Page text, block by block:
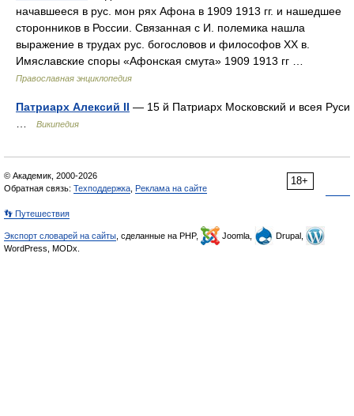
начавшееся в рус. мон рях Афона в 1909 1913 гг. и нашедшее
сторонников в России. Связанная с И. полемика нашла
выражение в трудах рус. богословов и философов XX в.
Имяславские споры «Афонская смута» 1909 1913 гг …
Православная энциклопедия
Патриарх Алексий II — 15 й Патриарх Московский и всея Руси
Википедия
18+
© Академик, 2000-2026
Обратная связь: Техподдержка Реклама на сайте
👣 Путешествия
Экспорт словарей на сайты , сделанные на PHP, Joomla,
Drupal,
WordPress, MODx.